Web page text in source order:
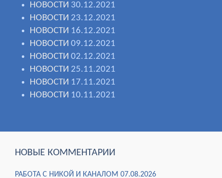
НОВОСТИ 30.12.2021
НОВОСТИ 23.12.2021
НОВОСТИ 16.12.2021
НОВОСТИ 09.12.2021
НОВОСТИ 02.12.2021
НОВОСТИ 25.11.2021
НОВОСТИ 17.11.2021
НОВОСТИ 10.11.2021
НОВЫЕ КОММЕНТАРИИ
РАБОТА С НИКОЙ И КАНАЛОМ 07.08.2026